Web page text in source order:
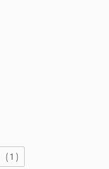
(1)